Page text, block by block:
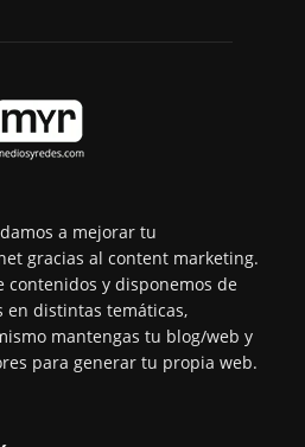
a mejorar tu
gracias al content marketing.
contenidos y disponemos de
en distintas temáticas,
mantengas tu blog/web y
para generar tu propia web.